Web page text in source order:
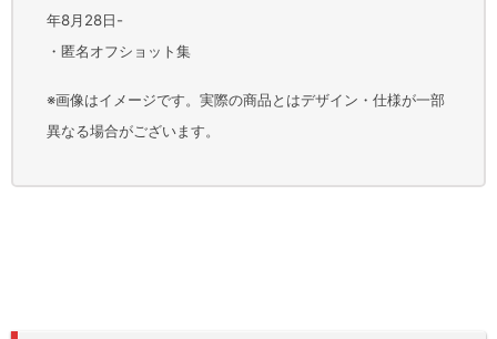
年8月28日-
・匿名オフショット集
※画像はイメージです。実際の商品とはデザイン・仕様が一部
異なる場合がございます。